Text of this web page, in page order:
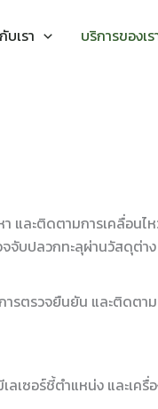
บเรา บริการของเร
ละติดตามการเคลื่อน
บปลวกทะลุผ่านวัสดุต่
รตรวจยืนยัน และติดตา
เซอร์ชี้ตำแหน่ง และเ